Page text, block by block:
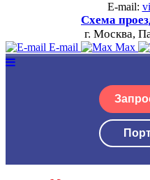
E-mail:
Схема
г. Москва,
E-mail Max